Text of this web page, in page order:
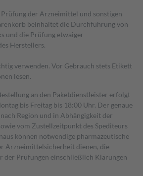
der Arzneimittel und sonstigen
beinhaltet die Durchführung von
und die Prüfung etwaiger
Herstellers.
verwenden. Vor Gebrauch stets Etikett
lesen.
an den Paketdienstleister erfolgt
bis Freitag bis 18:00 Uhr. Der genaue
Region und in Abhängigkeit der
vom Zustellzeitpunkt des Spediteurs
können notwendige pharmazeutische
Arzneimittelsicherheit dienen, die
der Prüfungen einschließlich Klärungen